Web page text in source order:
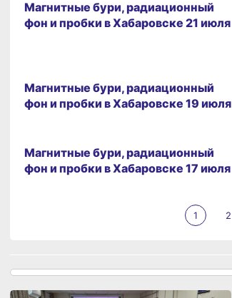
Магнитные бури, радиационный
фон и пробки в Хабаровске 21 июля
Магнитные бури, радиационный
фон и пробки в Хабаровске 19 июля
Магнитные бури, радиационный
фон и пробки в Хабаровске 17 июля
1 2